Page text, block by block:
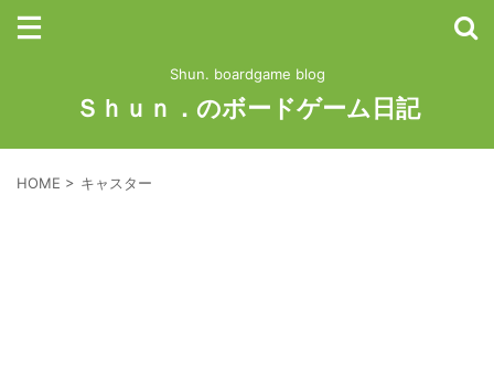
Shun. boardgame blog
Ｓｈｕｎ．のボードゲーム日記
HOME > キャスター